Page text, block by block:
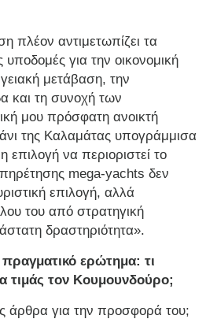
αντιμετωπίζει τα
υποδομές για την οικονομική
μετάβαση, την
και τη συνοχή των
μου πρόσφατη ανοικτή
της Καλαμάτας υπογράμμισα
επιλογή να περιοριστεί το
mega-yachts δεν
επιλογή, αλλά
του από στρατηγική
δραστηριότητα».
πραγματικό ερώτημα: τι
τιμάς τον Κουμουνδούρο;
άρθρα για την προσφορά του;